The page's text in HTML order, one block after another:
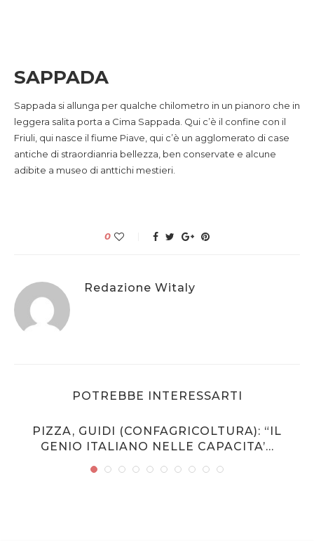
SAPPADA
Sappada si allunga per qualche chilometro in un pianoro che in
leggera salita porta a Cima Sappada. Qui c’è il confine con il
Friuli, qui nasce il fiume Piave, qui c’è un agglomerato di case
antiche di straordianria bellezza, ben conservate e alcune
adibite a museo di anttichi mestieri.
0
Redazione Witaly
POTREBBE INTERESSARTI
PIZZA, GUIDI (CONFAGRICOLTURA): “IL
GENIO ITALIANO NELLE CAPACITA’...